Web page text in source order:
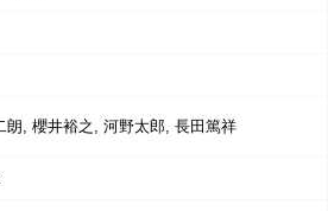
, 櫻井裕之, 河野太郎, 長田篤祥